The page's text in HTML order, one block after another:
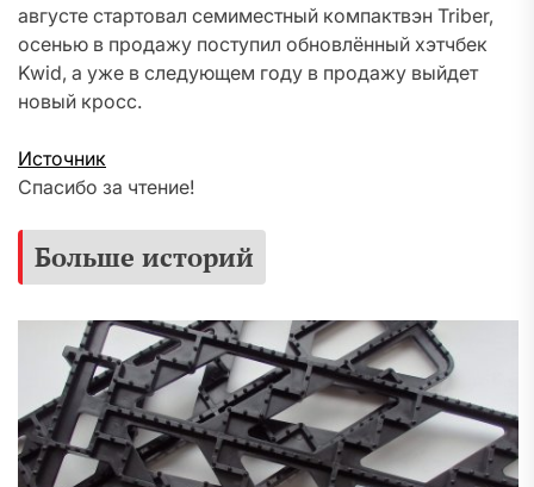
августе стартовал семиместный компактвэн Triber,
осенью в продажу поступил обновлённый хэтчбек
Kwid, а уже в следующем году в продажу выйдет
новый кросс.
Источник
Спасибо за чтение!
Больше историй